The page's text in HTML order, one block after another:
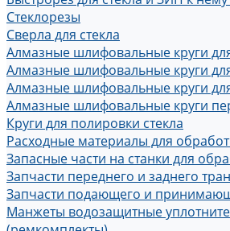
Стеклорезы
Сверла для стекла
Алмазные шлифовальные круги
Алмазные шлифовальные круги
Алмазные шлифовальные круги
Алмазные шлифовальные круги
Круги для полировки стекла
Расходные материалы для
Запасные части на станки для
Запчасти переднего и заднего
Запчасти подающего и
Манжеты водозащитные